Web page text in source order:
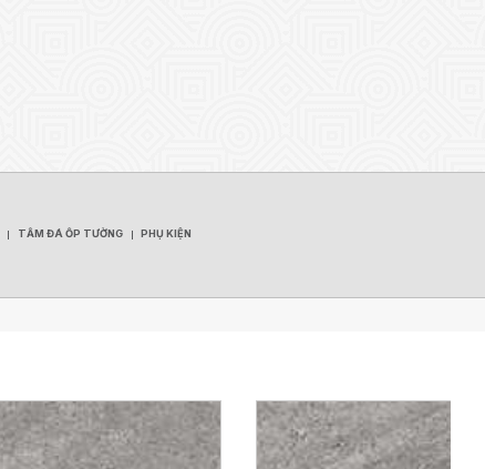
TẤM ĐÁ ỐP TƯỜNG PHỤ KIỆN